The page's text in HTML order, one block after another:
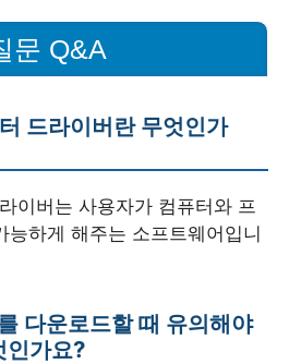
문 Q&A
드라이버란 무엇인가
이버는 사용자가 컴퓨터와 프
능하게 해주는 소프트웨어입니
다운로드할 때 유의해야
인가요?